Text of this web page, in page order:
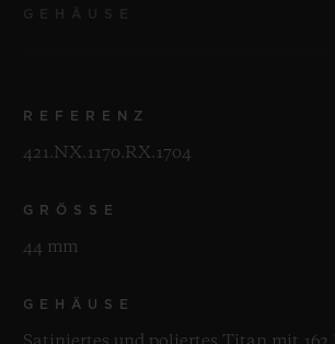
REFERENZ
421.NX.1170.RX.1704
GRÖSSE
44 mm
GEHÄUSE